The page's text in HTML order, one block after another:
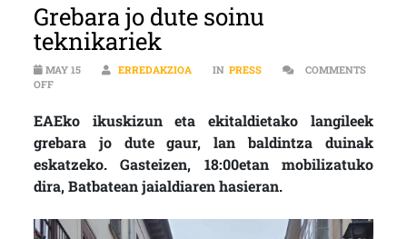
Grebara jo dute soinu
teknikariek
MAY 15 ERREDAKZIOA IN PRESS
COMMENTS
OFFON GREBARA JO DUTE SOINU TEKNIKARIEK
EAEko ikuskizun eta ekitaldietako langileek
grebara jo dute gaur, lan baldintza duinak
eskatzeko. Gasteizen, 18:00etan mobilizatuko
dira, Batbatean jaialdiaren hasieran.